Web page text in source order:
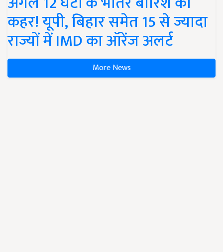
कहर! यूपी, बिहार समेत 15 से ज्यादा
राज्यों में IMD का ऑरेंज अलर्ट
More News